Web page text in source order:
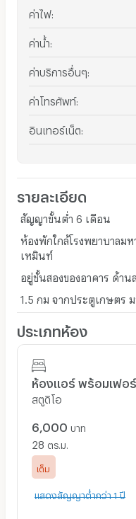
ค่าไฟ:
ค่าน้ำ
ค่าบริการอื่นๆ
ค่าโทรศัพท์:
อินเทอร์เน็ต
รายละเอียด
สัญญาขั้นต่ำ 6 เดือน
ห้องพักใกล้โรงพยาบาลม
เหมินท์
อยู่ชั้นสองของอาคาร ด้าน
1.5 กม จากประตูเกษตร ม
ประเภทห้อง
ห้องแอร์ พร้อมเฟอร์
สตูดิโอ
6,000 บาท
28 ตร.ม.
เต็ม
แสดงสัญญาต่ำกว่า 1 ปี